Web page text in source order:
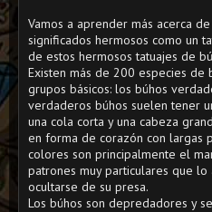
Vamos a aprender más acerca
significados hermosos como un
de estos hermosos tatuajes de
Existen más de 200 especies de
grupos básicos: los búhos
verdaderos búhos suelen tener
una cola corta y una cabeza
en forma de corazón con largas
colores son principalmente el
patrones muy particulares que lo
ocultarse de su presa.
Los búhos son depredadores y